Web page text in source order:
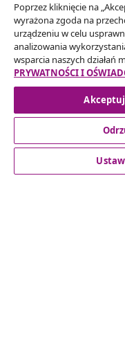
Odstąpienie od
Złóż wniosek o
Twojego zamówienia.
Obsługa Klienta
Poprzez kliknięcie na
wyrażona zgoda na
urządzeniu w celu
analizowania
wsparcia naszych działań
PRYWATNOŚCI I